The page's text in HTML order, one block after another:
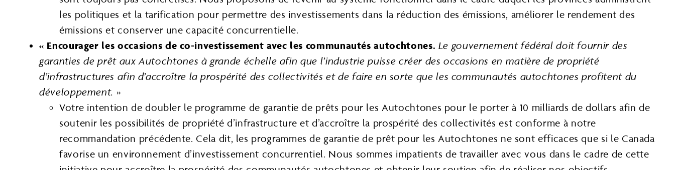
les politiques et la tarification pour permettre des investissements dans la réduction des émissions, améliorer le rendement des
émissions et conserver une capacité concurrentielle.
« Encourager les occasions de co-investissement avec les communautés autochtones. Le gouvernement fédéral doit fournir des
garanties de prêt aux Autochtones à grande échelle afin que l’industrie puisse créer des occasions en matière de propriété
d’infrastructures afin d’accroître la prospérité des collectivités et de faire en sorte que les communautés autochtones profitent du
développement. »
Votre intention de doubler le programme de garantie de prêts pour les Autochtones pour le porter à 10 milliards de dollars afin de
soutenir les possibilités de propriété d’infrastructure et d’accroître la prospérité des collectivités est conforme à notre
recommandation précédente. Cela dit, les programmes de garantie de prêt pour les Autochtones ne sont efficaces que si le Canada
favorise un environnement d’investissement concurrentiel. Nous sommes impatients de travailler avec vous dans le cadre de cette